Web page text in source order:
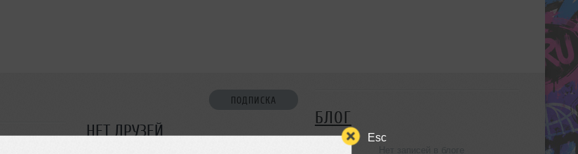
Esc
ПОДПИСКА
НЕТ ДРУЗЕЙ
БЛОГ